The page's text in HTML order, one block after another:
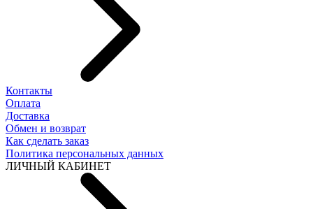
Контакты
Оплата
Доставка
Обмен и возврат
Как сделать заказ
Политика персональных данных
ЛИЧНЫЙ КАБИНЕТ